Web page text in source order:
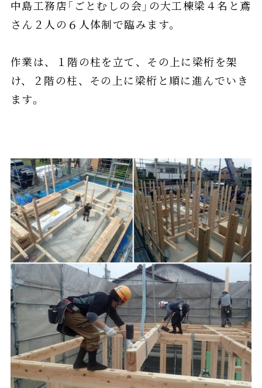
中島工務店「ごとむしの会」の大工棟梁４名と鳶
さん２人の６人体制で臨みます。
作業は、１階の柱を立て、その上に梁桁を架
け、２階の柱、その上に梁桁と順に進んでいき
ます。